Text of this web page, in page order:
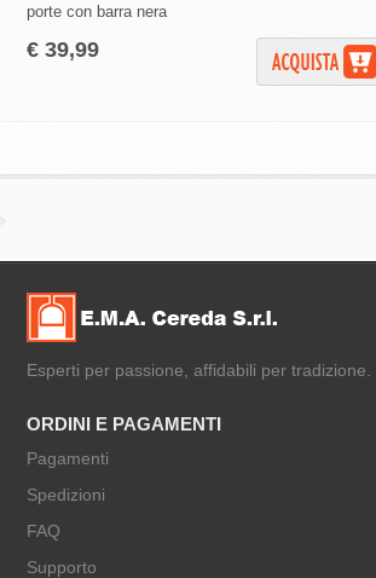
porte con barra nera
€ 39,99
Esperti per passione, affidabili per tradizione.
ORDINI E PAGAMENTI
Pagamenti
Spedizioni
FAQ
Supporto